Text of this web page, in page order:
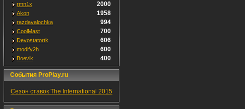
rmn1x 2000
Akon 1958
razdavalochka 994
CoolMast 700
Devostatortk 606
modify2h 600
Boevik 400
События ProPlay.ru
Сезон ставок The International 2015